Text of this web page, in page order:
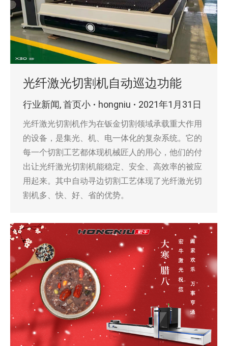
光纤激光切割机自动巡边功能
行业新闻,首页小 hongniu 2021年1月31日
光纤激光切割机作为在钣金切割领域承载重大作用
的设备，是集光、机、电一体化的复杂系统。它的
每一个切割工艺都体现机械匠人的用心，他们的付
出让光纤激光切割机能稳定、安全、高效率的被应
用起来。其中自动寻边切割工艺体现了光纤激光切
割机多、快、好、省的优势。